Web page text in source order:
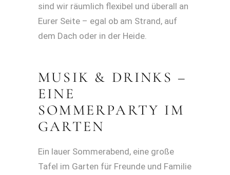
sind wir räumlich flexibel und überall an
Eurer Seite – egal ob am Strand, auf
dem Dach oder in der Heide.
MUSIK & DRINKS –
EINE
SOMMERPARTY IM
GARTEN
Ein lauer Sommerabend, eine große
Tafel im Garten für Freunde und Familie